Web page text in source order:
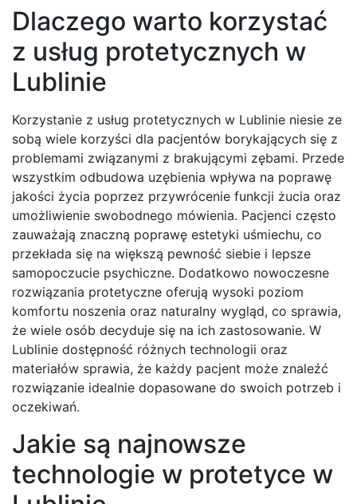
Dlaczego warto korzystać
z usług protetycznych w
Lublinie
Korzystanie z usług protetycznych w Lublinie niesie ze
sobą wiele korzyści dla pacjentów borykających się z
problemami związanymi z brakującymi zębami. Przede
wszystkim odbudowa uzębienia wpływa na poprawę
jakości życia poprzez przywrócenie funkcji żucia oraz
umożliwienie swobodnego mówienia. Pacjenci często
zauważają znaczną poprawę estetyki uśmiechu, co
przekłada się na większą pewność siebie i lepsze
samopoczucie psychiczne. Dodatkowo nowoczesne
rozwiązania protetyczne oferują wysoki poziom
komfortu noszenia oraz naturalny wygląd, co sprawia,
że wiele osób decyduje się na ich zastosowanie. W
Lublinie dostępność różnych technologii oraz
materiałów sprawia, że każdy pacjent może znaleźć
rozwiązanie idealnie dopasowane do swoich potrzeb i
oczekiwań.
Jakie są najnowsze
technologie w protetyce w